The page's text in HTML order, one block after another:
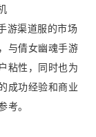
游渠道服的市场
与倩女幽魂手游
粘性，同时也为
成功经验和商业
。